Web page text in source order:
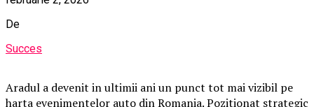
De
Succes
Aradul a devenit in ultimii ani un punct tot mai vizibil pe
harta evenimentelor auto din Romania. Pozitionat strategic